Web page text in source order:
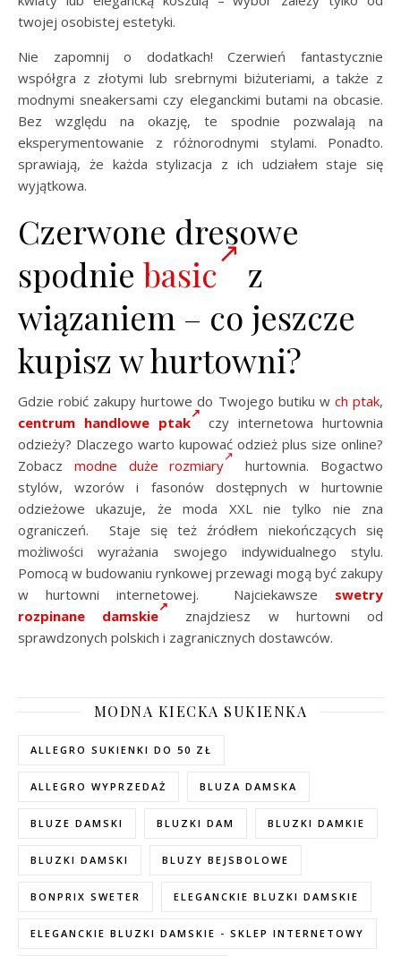
twojej osobistej estetyki.
Nie zapomnij o dodatkach! Czerwień fantastycznie
współgra z złotymi lub srebrnymi biżuteriami, a także z
modnymi sneakersami czy eleganckimi butami na obcasie.
Bez względu na okazję, te spodnie pozwalają na
eksperymentowanie z różnorodnymi stylami. Ponadto.
sprawiają, że każda stylizacja z ich udziałem staje się
wyjątkowa.
Czerwone dresowe
spodnie basic
z
wiązaniem – co jeszcze
kupisz w hurtowni?
Gdzie robić zakupy hurtowe do Twojego butiku w ch ptak,
centrum handlowe ptak
czy internetowa hurtownia
odzieży? Dlaczego warto kupować odzież plus size online?
Zobacz modne duże rozmiary
hurtownia. Bogactwo
stylów, wzorów i fasonów dostępnych w hurtownie
odzieżowe ukazuje, że moda XXL nie tylko nie zna
ograniczeń. Staje się też źródłem niekończących się
możliwości wyrażania swojego indywidualnego stylu.
Pomocą w budowaniu rynkowej przewagi mogą być zakupy
w hurtowni internetowej. Najciekawsze swetry
rozpinane damskie
znajdziesz w hurtowni od
sprawdzonych polskich i zagranicznych dostawców.
MODNA KIECKA SUKIENKA
ALLEGRO SUKIENKI DO 50 ZŁ
ALLEGRO WYPRZEDAŻ BLUZA DAMSKA
BLUZE DAMSKI BLUZKI DAM BLUZKI DAMKIE
BLUZKI DAMSKI BLUZY BEJSBOLOWE
BONPRIX SWETER ELEGANCKIE BLUZKI DAMSKIE
ELEGANCKIE BLUZKI DAMSKIE - SKLEP INTERNETOWY